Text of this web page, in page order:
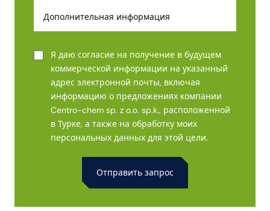
Я даю согласие на получение в будущем
коммерческой информации на указанный
адрес электронной почты, включая
информацию о предложениях компании
Centro-chem sp. z o.o. sp.k., расположенной
в Турке, а также на обработку моих
персональных данных для этой цели.